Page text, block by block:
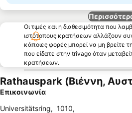
Οι τιμές και η διαθεσιμότητα που
ιστότοπους κρατήσεων αλλάζουν
κάποιες φορές μπορεί να μη βρείτε
που είδατε στην trivago όταν
κρατήσεων.
Rathauspark (Βιέννη,
Επικοινωνία
Universitätsring, 1010,